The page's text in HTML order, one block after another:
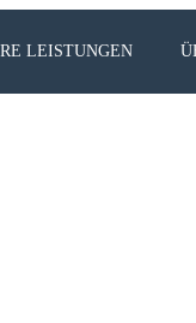
LEISTUNGEN